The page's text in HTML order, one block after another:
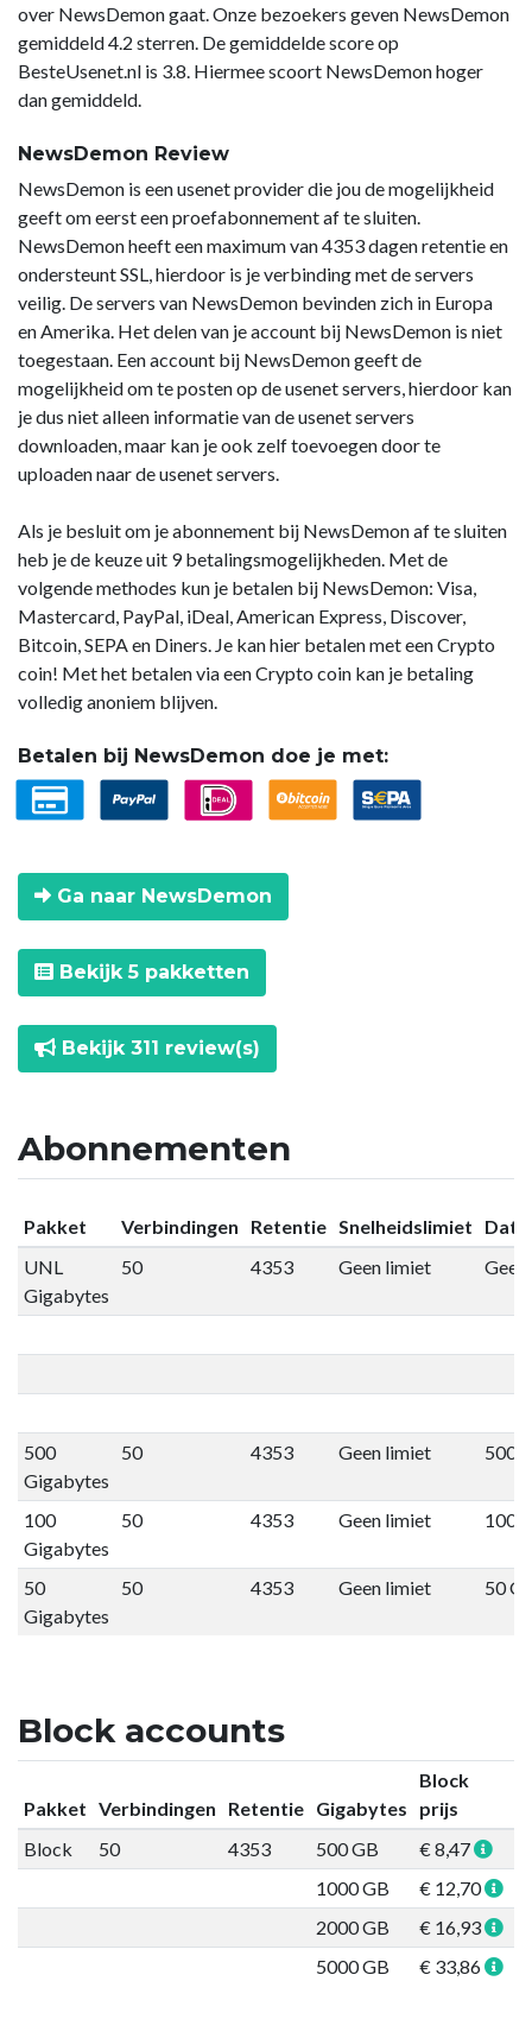
over NewsDemon gaat. Onze bezoekers geven NewsDemon
gemiddeld 4.2 sterren. De gemiddelde score op
BesteUsenet.nl is 3.8. Hiermee scoort NewsDemon hoger
dan gemiddeld.
NewsDemon Review
NewsDemon is een usenet provider die jou de mogelijkheid
geeft om eerst een proefabonnement af te sluiten.
NewsDemon heeft een maximum van 4353 dagen retentie en
ondersteunt SSL, hierdoor is je verbinding met de servers
veilig. De servers van NewsDemon bevinden zich in Europa
en Amerika. Het delen van je account bij NewsDemon is niet
toegestaan. Een account bij NewsDemon geeft de
mogelijkheid om te posten op de usenet servers, hierdoor kan
je dus niet alleen informatie van de usenet servers
downloaden, maar kan je ook zelf toevoegen door te
uploaden naar de usenet servers.
Als je besluit om je abonnement bij NewsDemon af te sluiten
heb je de keuze uit 9 betalingsmogelijkheden. Met de
volgende methodes kun je betalen bij NewsDemon: Visa,
Mastercard, PayPal, iDeal, American Express, Discover,
Bitcoin, SEPA en Diners. Je kan hier betalen met een Crypto
coin! Met het betalen via een Crypto coin kan je betaling
volledig anoniem blijven.
Betalen bij NewsDemon doe je met:
Ga naar NewsDemon
Bekijk 5 pakketten
Bekijk 311 review(s)
Abonnementen
Pakket Verbindingen Retentie Snelheidslimiet
UNL
Gigabytes
50 4353 Geen limiet
500
Gigabytes
50 4353 Geen limiet 500
100
Gigabytes
50 4353 Geen limiet 100
50
Gigabytes
50 4353 Geen limiet 50
Block accounts
Pakket Verbindingen Retentie Gigabytes
Block
prijs
Block
50 4353 500 GB € 8,47
1000 GB
€ 12,70
2000 GB
€ 16,93
5000 GB
€ 33,86